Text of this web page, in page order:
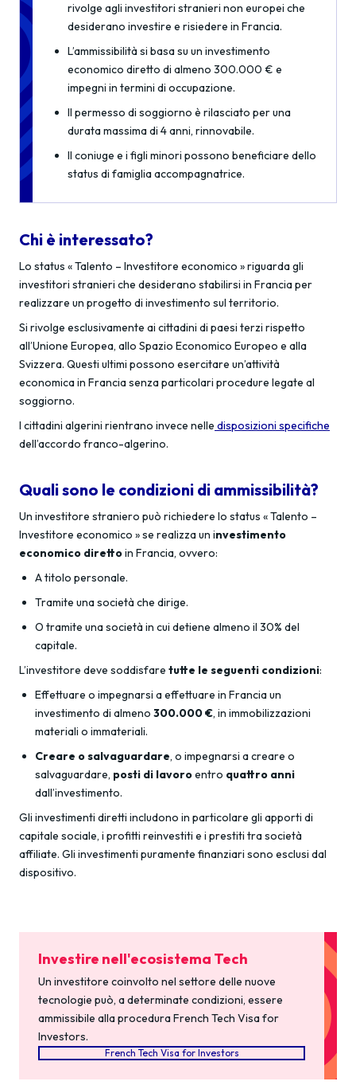
rivolge agli investitori stranieri non europei che
desiderano investire e risiedere in Francia.
L’ammissibilità si basa su un investimento
economico diretto di almeno 300.000 € e
impegni in termini di occupazione.
Il permesso di soggiorno è rilasciato per una
durata massima di 4 anni, rinnovabile.
Il coniuge e i figli minori possono beneficiare dello
status di famiglia accompagnatrice.
Chi è interessato?
Lo status « Talento – Investitore economico » riguarda gli
investitori stranieri che desiderano stabilirsi in Francia per
realizzare un progetto di investimento sul territorio.
Si rivolge esclusivamente ai cittadini di paesi terzi rispetto
all’Unione Europea, allo Spazio Economico Europeo e alla
Svizzera. Questi ultimi possono esercitare un’attività
economica in Francia senza particolari procedure legate al
soggiorno.
I cittadini algerini rientrano invece nelle disposizioni specifiche
dell’accordo franco-algerino.
Quali sono le condizioni di ammissibilità?
Un investitore straniero può richiedere lo status « Talento –
Investitore economico » se realizza un investimento
economico direttoin Francia, ovvero:
A titolo personale.
Tramite una società che dirige.
O tramite una società in cui detiene almeno il 30% del
capitale.
L’investitore deve soddisfare tutte le seguenti condizioni:
Effettuare o impegnarsi a effettuare in Francia un
investimento di almeno 300.000 €, in immobilizzazioni
materiali o immateriali.
Creare o salvaguardare, o impegnarsi a creare o
salvaguardare, posti di lavoroentro quattro anni
dall’investimento.
Gli investimenti diretti includono in particolare gli apporti di
capitale sociale, i profitti reinvestiti e i prestiti tra società
affiliate. Gli investimenti puramente finanziari sono esclusi dal
dispositivo.
Investire nell'ecosistema Tech
Un investitore coinvolto nel settore delle nuove
tecnologie può, a determinate condizioni, essere
ammissibile alla procedura French Tech Visa for
Investors.
French Tech Visa for Investors